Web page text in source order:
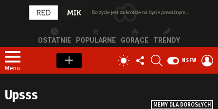
OSTATNIE POPULARNE GORĄCE TRENDY
Menu
PRZEŁĄCZ
SKÓRKĘ
OBSERWUJ
NAS
NSFW
MEMY DLA DOROSŁYCH
Upsss